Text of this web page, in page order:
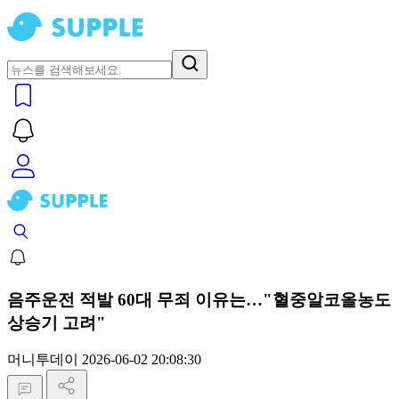
음주운전 적발 60대 무죄 이유는…"혈중알코올농도
상승기 고려"
머니투데이 2026-06-02 20:08:30